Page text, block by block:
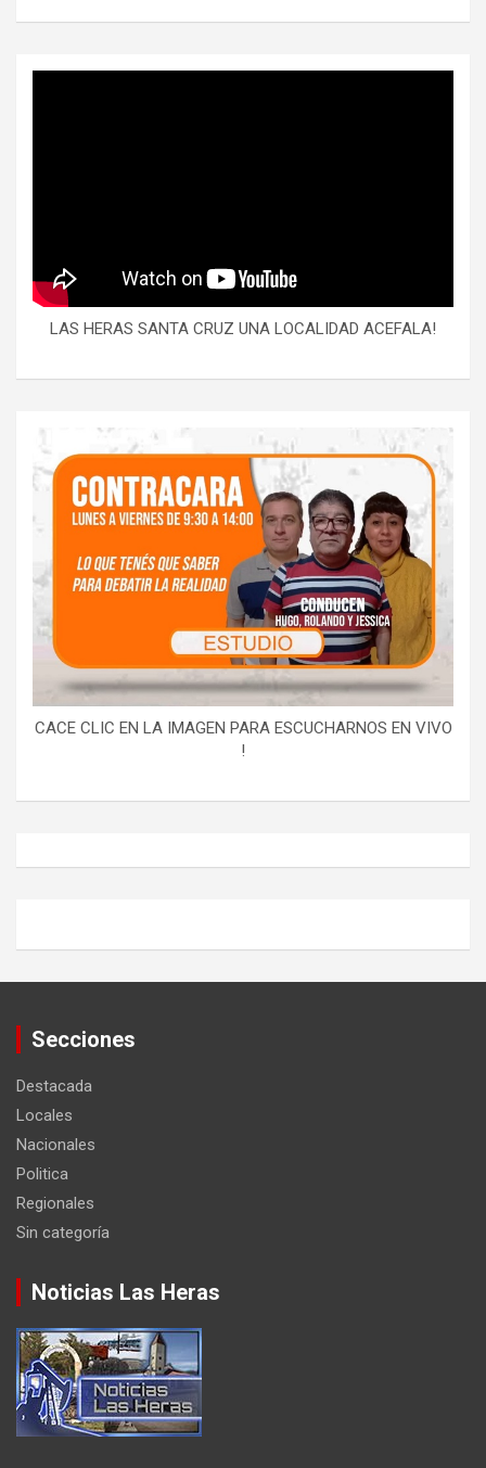
LAS HERAS SANTA CRUZ UNA LOCALIDAD ACEFALA!
CACE CLIC EN LA IMAGEN PARA ESCUCHARNOS EN VIVO
!
Secciones
Destacada
Locales
Nacionales
Politica
Regionales
Sin categoría
Noticias Las Heras